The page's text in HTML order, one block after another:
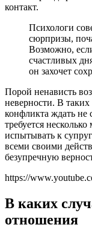
контакт.
Психологи
сюрпризы,
Возможно,
счастливых
он захочет
Порой ненависть
неверности. В
конфликта ждать не
требуется
испытывать к
всеми своими
безупречную
https://
В каких
отношения